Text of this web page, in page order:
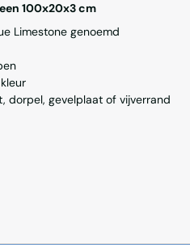
100x20x3 cm
Limestone genoemd
dorpel, gevelplaat of vijverrand